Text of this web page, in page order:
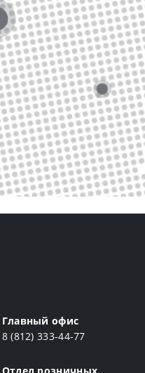
Главный офис
8 (812) 333-44-77